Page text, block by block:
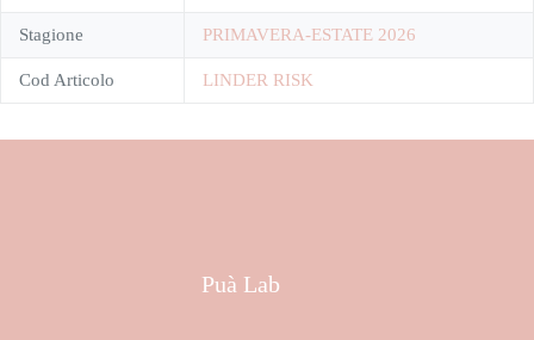
Stagione PRIMAVERA-ESTATE 2026
Cod Articolo LINDER RISK
Puà Lab